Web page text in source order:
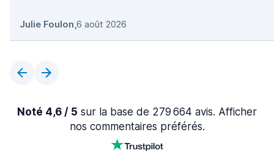
Julie Foulon,6 août 2026
Noté 4,6 / 5 sur la base de 279 664 avis. Afficher
nos commentaires préférés.